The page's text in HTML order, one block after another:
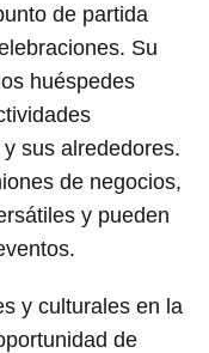
de partida
Su
huéspedes
sus alrededores.
de negocios,
y pueden
y culturales en la
de